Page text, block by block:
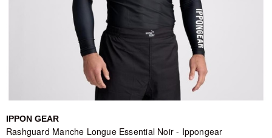
IPPON GEAR
Rashguard Manche Longue Essential Noir - Ippongear